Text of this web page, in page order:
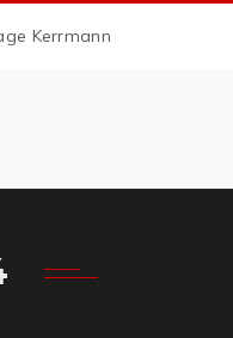
Kerrmann